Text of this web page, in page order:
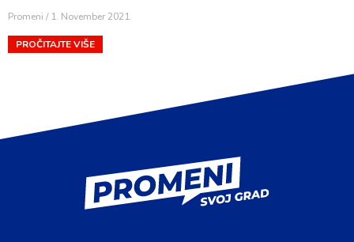
Promeni 1. November 2021.
PROČITAJTE VIŠE